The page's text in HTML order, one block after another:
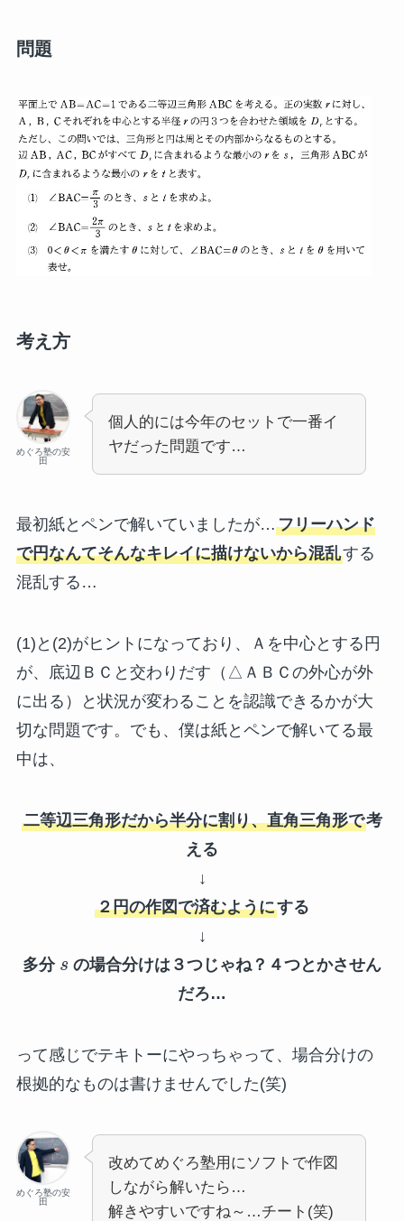
問題
考え方
めぐろ塾の安
田
個人的には今年のセットで一番イ
ヤだった問題です…
最初紙とペンで解いていましたが…フリーハンド
で円なんてそんなキレイに描けないから混乱する
混乱する…
(1)と(2)がヒントになっており、Ａを中心とする円
が、底辺ＢＣと交わりだす（△ＡＢＣの外心が外
に出る）と状況が変わることを認識できるかが大
切な問題です。でも、僕は紙とペンで解いてる最
中は、
二等辺三角形だから半分に割り、直角三角形で考
える
↓
２円の作図で済むようにする
↓
多分 s の場合分けは３つじゃね？４つとかさせん
だろ…
って感じでテキトーにやっちゃって、場合分けの
根拠的なものは書けませんでした(笑)
めぐろ塾の安
田
改めてめぐろ塾用にソフトで作図
しながら解いたら…
解きやすいですね～…チート(笑)